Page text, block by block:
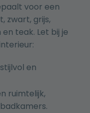
voor een
zwart, grijs,
teak. Let bij je
en
ruimtelijk,